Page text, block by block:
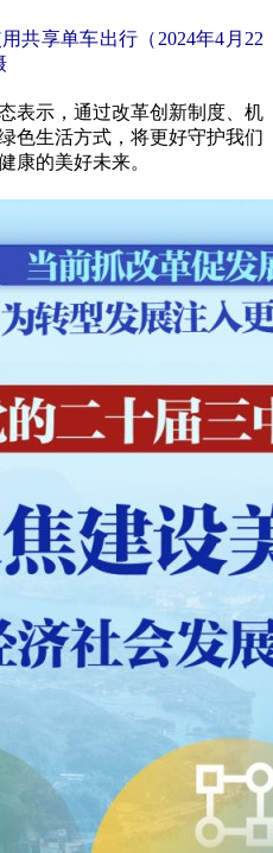
共享单车出行（2024年4月22
示，通过改革创新制度、机
色生活方式，将更好守护我们
康的美好未来。